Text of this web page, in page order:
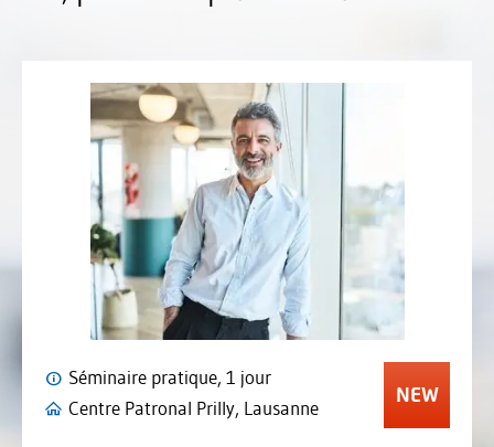
Séminaire pratique, 1 jour
Centre Patronal Prilly, Lausanne